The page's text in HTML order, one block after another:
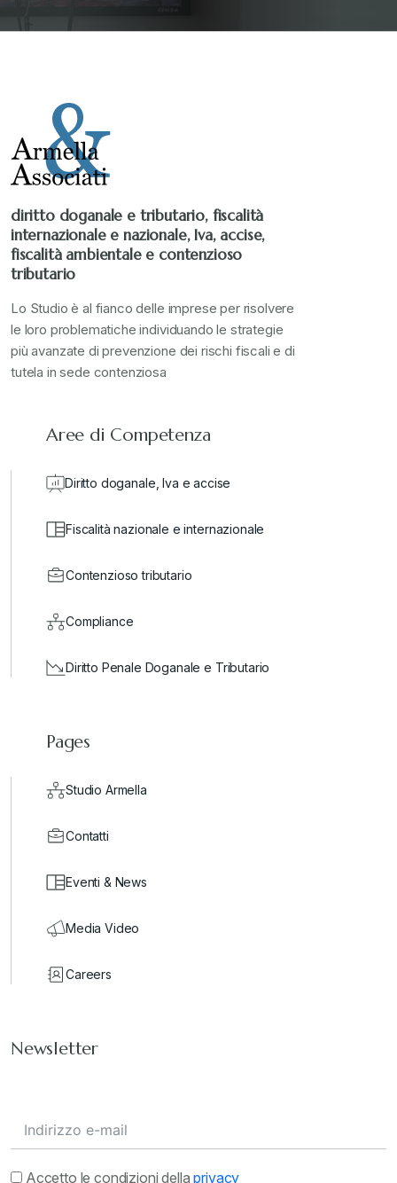
diritto doganale e tributario, fiscalità
internazionale e nazionale, Iva, accise,
fiscalità ambientale e contenzioso
tributario
Lo Studio è al fianco delle imprese per risolvere
le loro problematiche individuando le strategie
più avanzate di prevenzione dei rischi fiscali e di
tutela in sede contenziosa
Aree di Competenza
Diritto doganale, Iva e accise
Fiscalità nazionale e internazionale
Contenzioso tributario
Compliance
Diritto Penale Doganale e Tributario
Pages
Studio Armella
Contatti
Eventi & News
Media Video
Careers
Newsletter
Accetto le condizioni dellaprivacy